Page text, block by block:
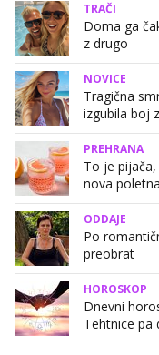
TRAČI
Doma ga
z drugo
NOVICE
Tragična
izgubila boj
PREHRANA
To je
nova
ODDAJE
Po
preobrat
HOROSKOP
Dnevni
Tehtnice pa